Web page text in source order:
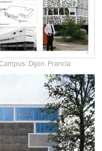
Dijon. Francia